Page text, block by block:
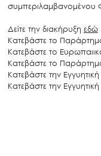
συμπεριλαμβανομένου
Δείτε την διακήρυξη εδώ
Κατεβάστε το Παράρτημα
Κατεβάστε το
Κατεβάστε το
Κατεβάστε την
Κατεβάστε την